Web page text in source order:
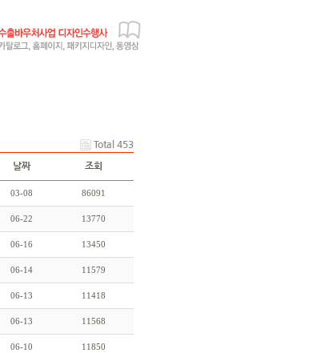
Total 453
날짜 조회
03-08 86091
06-22 13770
06-16 13450
06-14 11579
06-13 11418
06-13 11568
06-10 11850